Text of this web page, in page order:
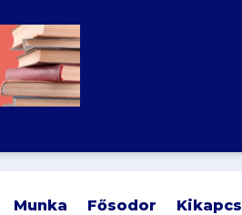
Munka Fősodor Kikapcs